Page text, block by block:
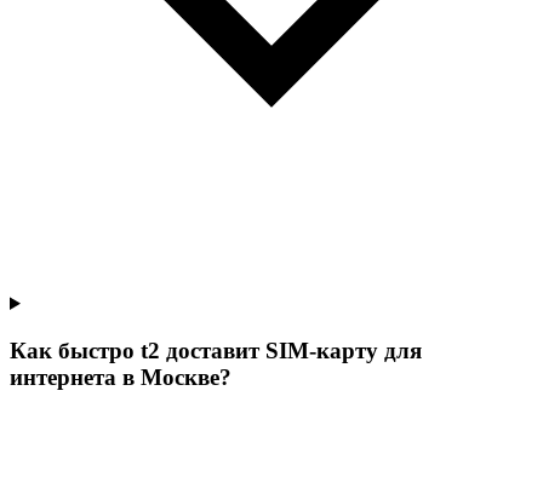
Как быстро t2 доставит SIM-карту для
интернета в Москве?